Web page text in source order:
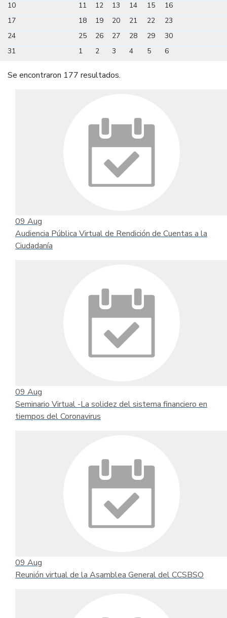
10
11 12 13 14 15
16
17
18 19 20 21 22
23
24
25 26 27 28 29
30
31
1 2 3 4 5 6
Se encontraron 177 resultados.
09 Aug
Audiencia Pública Virtual de Rendición de Cuentas a la
Ciudadanía
09 Aug
Seminario Virtual -La solidez del sistema financiero en
tiempos del Coronavirus
09 Aug
Reunión virtual de la Asamblea General del CCSBSO